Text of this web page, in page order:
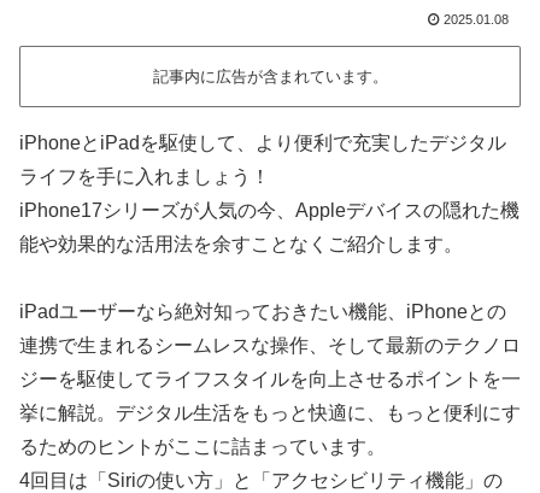
2025.01.08
記事内に広告が含まれています。
iPhoneとiPadを駆使して、より便利で充実したデジタル
ライフを手に入れましょう！
iPhone17シリーズが人気の今、 Appleデバイスの隠れた機
能や効果的な活用法を余すことなくご紹介します。
iPadユーザーなら絶対知っておきたい機能、iPhoneとの
連携で生まれるシームレスな操作、そして最新のテクノロ
ジーを駆使してライフスタイルを向上させるポイントを一
挙に解説。デジタル生活をもっと快適に、もっと便利にす
るためのヒントがここに詰まっています。
4回目は「Siriの使い方」と「アクセシビリティ機能」の